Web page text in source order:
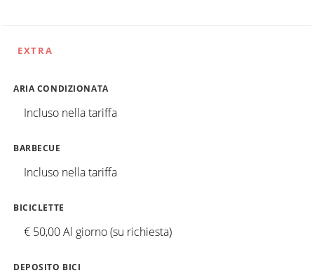
EXTRA
ARIA CONDIZIONATA
Incluso nella tariffa
BARBECUE
Incluso nella tariffa
BICICLETTE
€ 50,00 Al giorno (su richiesta)
DEPOSITO BICI